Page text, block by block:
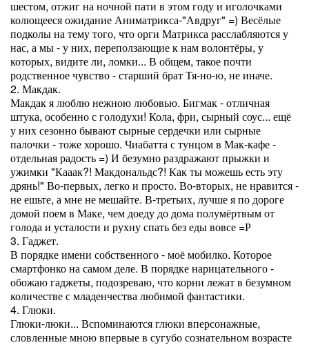
шестом, отжиг на ночной пати в этом году и иголочками
колющееся ожидание Аниматрикса-"Авдруг" =) Весёлые
подколы на тему того, что орги Матрикса расслабляются у
нас, а мы - у них, переползающие к нам волонтёры, у
которых, видите ли, ломки... В общем, такое почти
родственное чувство - старший брат Тя-но-ю, не иначе.
2. Макдак.
Макдак я люблю нежною любовью. Бигмак - отличная
штука, особенно с голодухи! Кола, фри, сырный соус... ещё
у них сезонно бывают сырные сердечки или сырные
палочки - тоже хорошо. Чиабатта с тунцом в Мак-кафе -
отдельная радость =) И безумно раздражают прыжки и
ужимки "Кааак?! Макдональдс?! Как ты можешь есть эту
дрянь!" Во-первых, легко и просто. Во-вторых, не нравится -
не ешьте, а мне не мешайте. В-третьих, лучше я по дороге
домой поем в Маке, чем доеду до дома полумёртвым от
голода и усталости и рухну спать без еды вовсе =Р
3. Гаджет.
В порядке имени собственного - моё мобилко. Которое
смартфонко на самом деле. В порядке нарицательного -
обожаю гаджеты, подозреваю, что корни лежат в безумном
количестве с младенчества любимой фантастики.
4. Глюки.
Глюки-люки... Вспоминаются глюки вперсонажные,
словленные мною впервые в сугубо сознательном возрасте